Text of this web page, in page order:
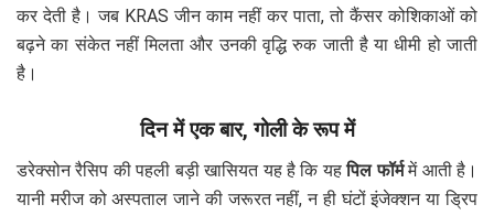
कर देती है। जब KRAS जीन काम नहीं कर पाता, तो कैंसर कोशिकाओं को
बढ़ने का संकेत नहीं मिलता और उनकी वृद्धि रुक जाती है या धीमी हो जाती
है।
दिन में एक बार, गोली के रूप में
डरेक्सोन रैसिप की पहली बड़ी खासियत यह है कि यहपिल फॉर्ममें आती है।
यानी मरीज को अस्पताल जाने की जरूरत नहीं, न ही घंटों इंजेक्शन या ड्रिप